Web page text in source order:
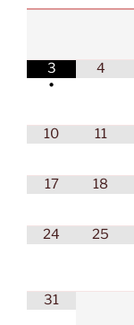
3
•
4
10 11
17 18
24 25
31